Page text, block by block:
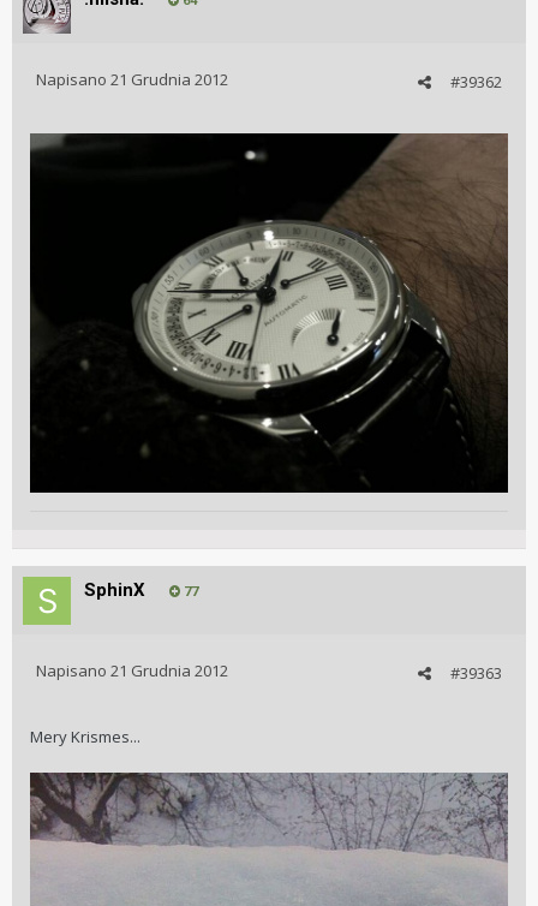
#39362
Napisano 21 Grudnia 2012
SphinX 77
#39363
Napisano 21 Grudnia 2012
Mery Krismes...